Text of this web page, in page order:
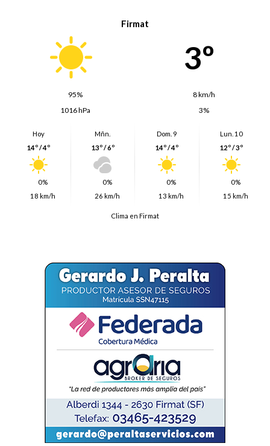
Firmat
3º
95%
8 km/h
1016 hPa
3%
Hoy
14º / 4º
0%
18 km/h
Mñn.
13º / 6º
0%
26 km/h
Dom. 9
14º / 4º
0%
13 km/h
Lun. 10
12º / 3º
0%
15 km/h
Clima en Firmat